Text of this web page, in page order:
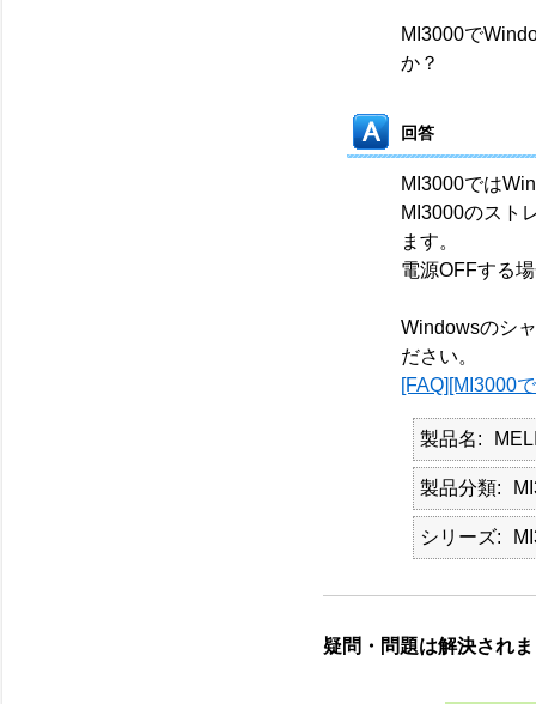
MI3000で
か？
回答
MI3000では
MI3000のスト
ます。
電源OFFする
Windowsのシ
ださい。
[FAQ][MI3000
製品名
製品分類
シリーズ
疑問・問題は解決され